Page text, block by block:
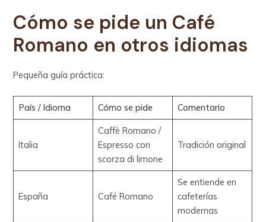
Cómo se pide un Café
Romano en otros idiomas
Pequeña guía práctica:
País / Idioma Cómo se pide Comentario
Italia
Caffè Romano /
Espresso con
scorza di limone
Tradición original
España Café Romano
Se entiende en
cafeterías
modernas